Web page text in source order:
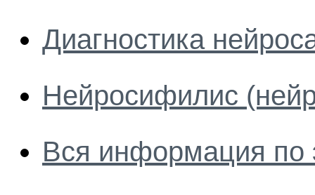
Диагностика
Нейросифилис
Вся информация по